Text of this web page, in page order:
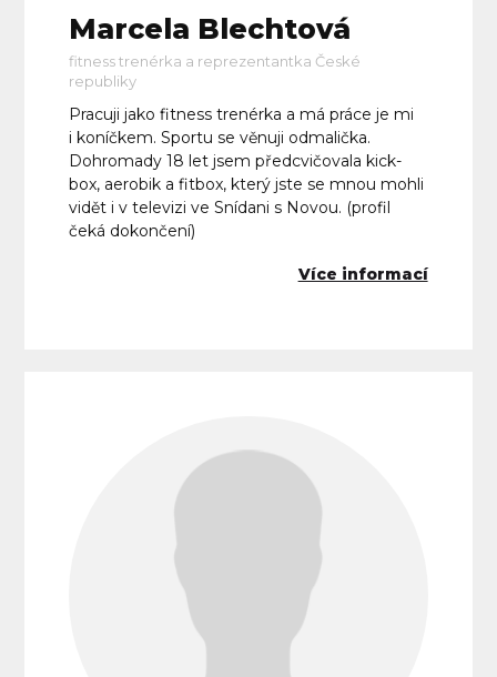
Marcela Blechtová
fitness trenérka a reprezentantka České
republiky
Pracuji jako fitness trenérka a má práce je mi
i koníčkem. Sportu se věnuji odmalička.
Dohromady 18 let jsem předcvičovala kick-
box, aerobik a fitbox, který jste se mnou mohli
vidět i v televizi ve Snídani s Novou. (profil
čeká dokončení)
Více informací